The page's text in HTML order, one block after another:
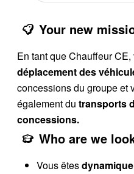
Your new
En tant que Chauffeur CE,
déplacement des
concessions du groupe et
également du transports
concessions.
Who are we
Vous êtes